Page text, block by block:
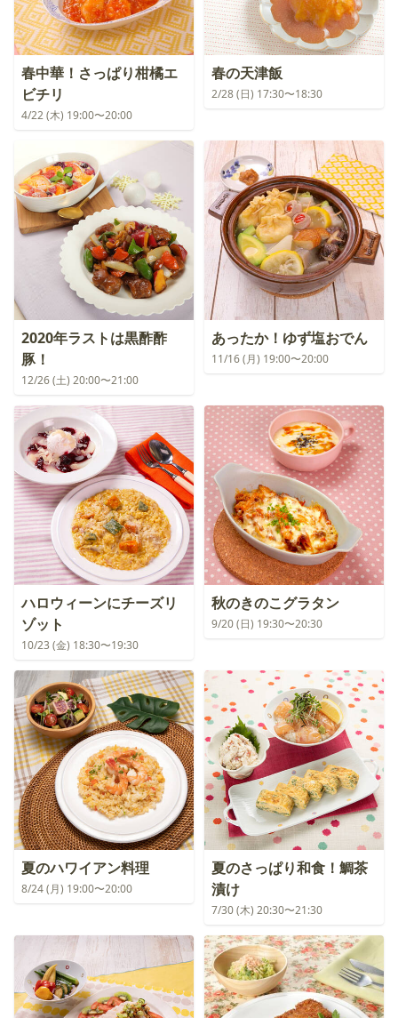
春中華！さっぱり柑橘エ
ビチリ
4/22 (木) 19:00〜20:00
春の天津飯
2/28 (日) 17:30〜18:30
2020年ラストは黒酢酢
豚！
12/26 (土) 20:00〜21:00
あったか！ゆず塩おでん
11/16 (月) 19:00〜20:00
ハロウィーンにチーズリ
ゾット
10/23 (金) 18:30〜19:30
秋のきのこグラタン
9/20 (日) 19:30〜20:30
夏のハワイアン料理
8/24 (月) 19:00〜20:00
夏のさっぱり和食！鯛茶
漬け
7/30 (木) 20:30〜21:30